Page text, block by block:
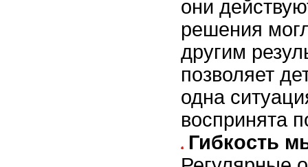
они
решения
другим
позволяет
одна
воспринята
Гибкость